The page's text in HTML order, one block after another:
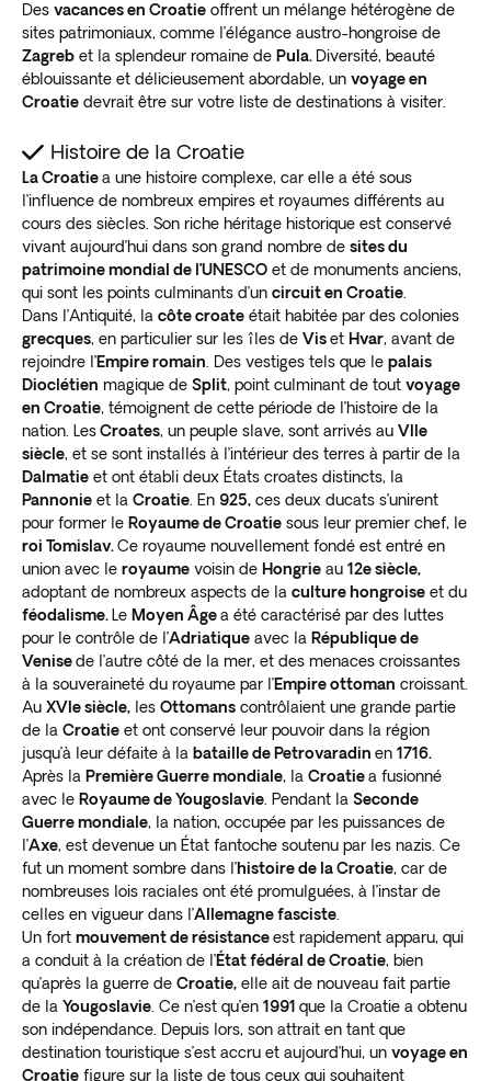
Des vacances en Croatie offrent un mélange hétérogène de
sites patrimoniaux, comme l’élégance austro-hongroise de
Zagreb et la splendeur romaine de Pula. Diversité, beauté
éblouissante et délicieusement abordable, un voyage en
Croatie devrait être sur votre liste de destinations à visiter.
Histoire de la Croatie
La Croatiea une histoire complexe, car elle a été sous
l’influence de nombreux empires et royaumes différents au
cours des siècles. Son riche héritage historique est conservé
vivant aujourd’hui dans son grand nombre de sites du
patrimoine mondial de l’UNESCO et de monuments anciens,
qui sont les points culminants d’un circuit en Croatie
Dans l’Antiquité, la côte croate était habitée par des colonies
grecques, en particulier sur les îles de Viset Hvar, avant de
rejoindre l’Empire romain . Des vestiges tels que le palais
Dioclétien magique de Split, point culminant de tout voyage
en Croatie, témoignent de cette période de l’histoire de la
nation. LesCroates, un peuple slave, sont arrivés au VIIe
siècle, et se sont installés à l’intérieur des terres à partir de la
Dalmatie et ont établi deux États croates distincts, la
Pannonie et la Croatie . En 925, ces deux ducats s’unirent
pour former le Royaume de Croatie sous leur premier chef, le
roi Tomislav.Ce royaume nouvellement fondé est entré en
union avec le royaume voisin de Hongrie au 12e siècle,
adoptant de nombreux aspects de la culture hongroise et du
féodalisme. Le Moyen Âgea été caractérisé par des luttes
pour le contrôle de l’Adriatique avec la République de
Venisede l’autre côté de la mer, et des menaces croissantes
à la souveraineté du royaume par l’Empire ottoman croissant.
Au XVIe siècle, les Ottomans contrôlaient une grande partie
de la Croatie et ont conservé leur pouvoir dans la région
jusqu’à leur défaite à la bataille de Petrovaradin en 1716.
Après la Première Guerre mondiale, la Croatiea fusionné
avec le Royaume de Yougoslavie . Pendant la Seconde
Guerre mondiale, la nation, occupée par les puissances de
l’Axe, est devenue un État fantoche soutenu par les nazis. Ce
fut un moment sombre dans l’histoire de la Croatie, car de
nombreuses lois raciales ont été promulguées, à l’instar de
celles en vigueur dans l’Allemagne fasciste
Un fort mouvement de résistanceest rapidement apparu, qui
a conduit à la création de l’État fédéral de Croatie, bien
qu’après la guerre de Croatie, elle ait de nouveau fait partie
de la Yougoslavie . Ce n’est qu’en 1991 que la Croatie a obtenu
son indépendance. Depuis lors, son attrait en tant que
destination touristique s’est accru et aujourd’hui, un voyage en
Croatie figure sur la liste de tous ceux qui souhaitent